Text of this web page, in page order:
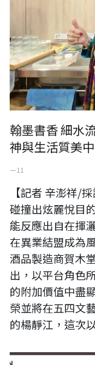
翰墨書香 細水
神與生活質美
一 11
【記者 辛澎祥/
碰撞出炫麗悅目
能反應出自在揮
在異業結盟成為
酒品製造商賀木
出，以平台角色
的附加價值中盡
榮並將在五四文
的楊靜江，這次